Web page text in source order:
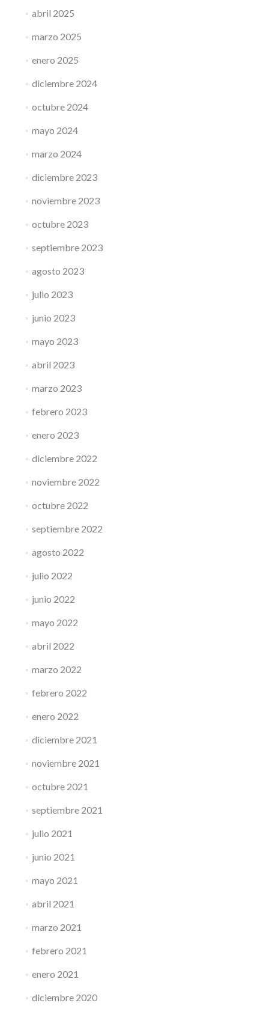
abril 2025
marzo 2025
enero 2025
diciembre 2024
octubre 2024
mayo 2024
marzo 2024
diciembre 2023
noviembre 2023
octubre 2023
septiembre 2023
agosto 2023
julio 2023
junio 2023
mayo 2023
abril 2023
marzo 2023
febrero 2023
enero 2023
diciembre 2022
noviembre 2022
octubre 2022
septiembre 2022
agosto 2022
julio 2022
junio 2022
mayo 2022
abril 2022
marzo 2022
febrero 2022
enero 2022
diciembre 2021
noviembre 2021
octubre 2021
septiembre 2021
julio 2021
junio 2021
mayo 2021
abril 2021
marzo 2021
febrero 2021
enero 2021
diciembre 2020